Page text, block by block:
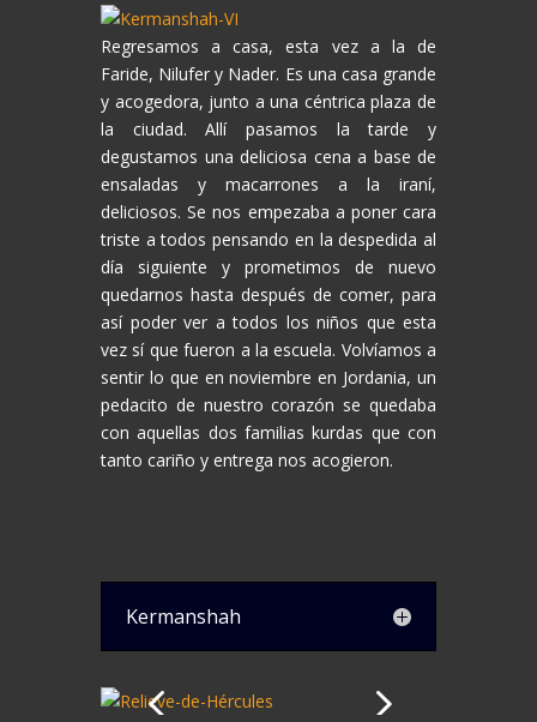
Regresamos a casa, esta vez a la de
Faride, Nilufer y Nader. Es una casa grande
y acogedora, junto a una céntrica plaza de
la ciudad. Allí pasamos la tarde y
degustamos una deliciosa cena a base de
ensaladas y macarrones a la iraní,
deliciosos. Se nos empezaba a poner cara
triste a todos pensando en la despedida al
día siguiente y prometimos de nuevo
quedarnos hasta después de comer, para
así poder ver a todos los niños que esta
vez sí que fueron a la escuela. Volvíamos a
sentir lo que en noviembre en Jordania, un
pedacito de nuestro corazón se quedaba
con aquellas dos familias kurdas que con
tanto cariño y entrega nos acogieron.
Kermanshah